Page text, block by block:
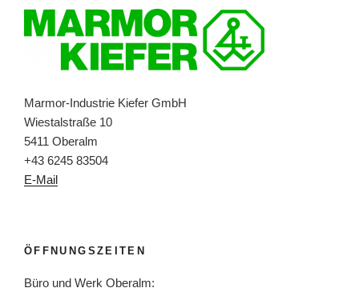
Marmor-Industrie Kiefer GmbH
Wiestalstraße 10
5411 Oberalm
+43 6245 83504
E-Mail
ÖFFNUNGSZEITEN
Büro und Werk Oberalm: